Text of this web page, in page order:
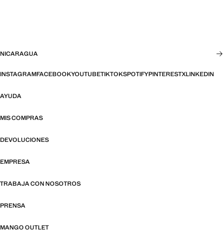
NICARAGUA
INSTAGRAMFACEBOOKYOUTUBETIKTOKSPOTIFYPINTERESTXLINKEDIN
AYUDA
MIS COMPRAS
DEVOLUCIONES
EMPRESA
TRABAJA CON NOSOTROS
PRENSA
MANGO OUTLET